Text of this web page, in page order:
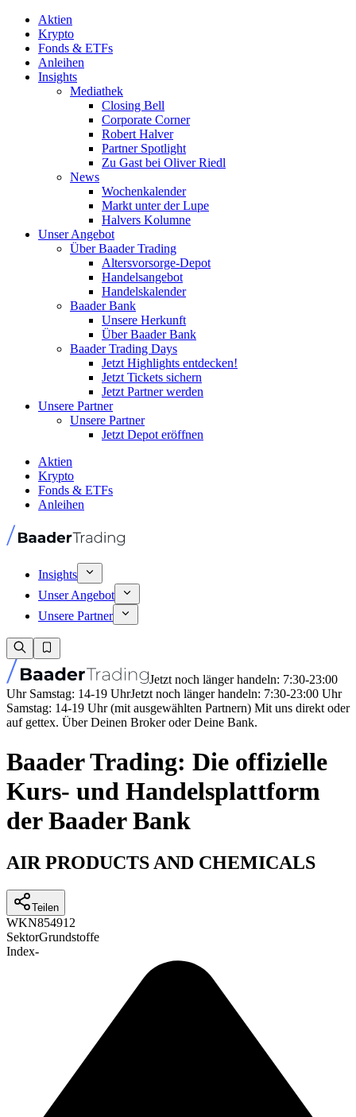
Aktien
Krypto
Fonds & ETFs
Anleihen
Insights
Mediathek
Closing Bell
Corporate Corner
Robert Halver
Partner Spotlight
Zu Gast bei Oliver Riedl
News
Wochenkalender
Markt unter der Lupe
Halvers Kolumne
Unser Angebot
Über Baader Trading
Altersvorsorge-Depot
Handelsangebot
Handelskalender
Baader Bank
Unsere Herkunft
Über Baader Bank
Baader Trading Days
Jetzt Highlights entdecken!
Jetzt Tickets sichern
Jetzt Partner werden
Unsere Partner
Unsere Partner
Jetzt Depot eröffnen
Aktien
Krypto
Fonds & ETFs
Anleihen
Insights
Unser Angebot
Unsere Partner
Jetzt noch länger handeln: 7:30-23:00
Uhr Samstag: 14-19 UhrJetzt noch länger handeln: 7:30-23:00 Uhr
Samstag: 14-19 Uhr (mit ausgewählten Partnern) Mit uns direkt oder
auf gettex. Über Deinen Broker oder Deine Bank.
Baader Trading: Die offizielle
Kurs- und Handelsplattform
der Baader Bank
AIR PRODUCTS AND CHEMICALS
Teilen
WKN854912
SektorGrundstoffe
Index-